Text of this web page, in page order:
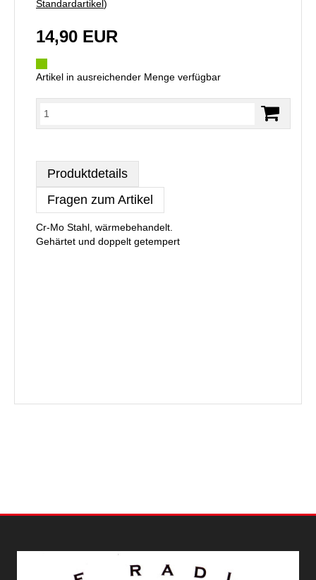
Standardartikel)
14,90 EUR
Artikel in ausreichender Menge verfügbar
Produktdetails
Fragen zum Artikel
Cr-Mo Stahl, wärmebehandelt.
Gehärtet und doppelt getempert